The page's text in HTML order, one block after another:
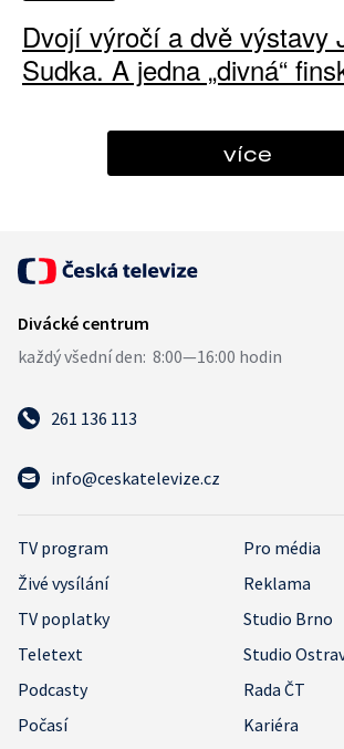
Dvojí výročí a dvě výstavy
Sudka. A jedna „divná“
více
261 136 113
info@ceskatelevize.cz
TV program
Pro média
Živé vysílání
Reklama
TV poplatky
Studio Brno
Teletext
Studio
Podcasty
Rada ČT
Počasí
Kariéra